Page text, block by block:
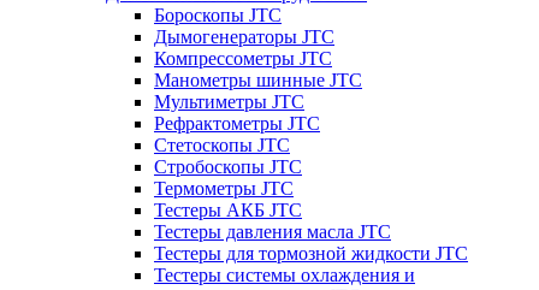
Бороскопы JTC
Дымогенераторы JTC
Компрессометры JTC
Манометры шинные JTC
Мультиметры JTC
Рефрактометры JTC
Стетоскопы JTC
Стробоскопы JTC
Термометры JTC
Тестеры АКБ JTC
Тестеры давления масла JTC
Тестеры для тормозной жидкости JTC
Тестеры системы охлаждения и